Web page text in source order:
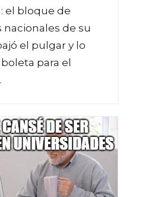
el bloque de
de su
el pulgar y lo
para el